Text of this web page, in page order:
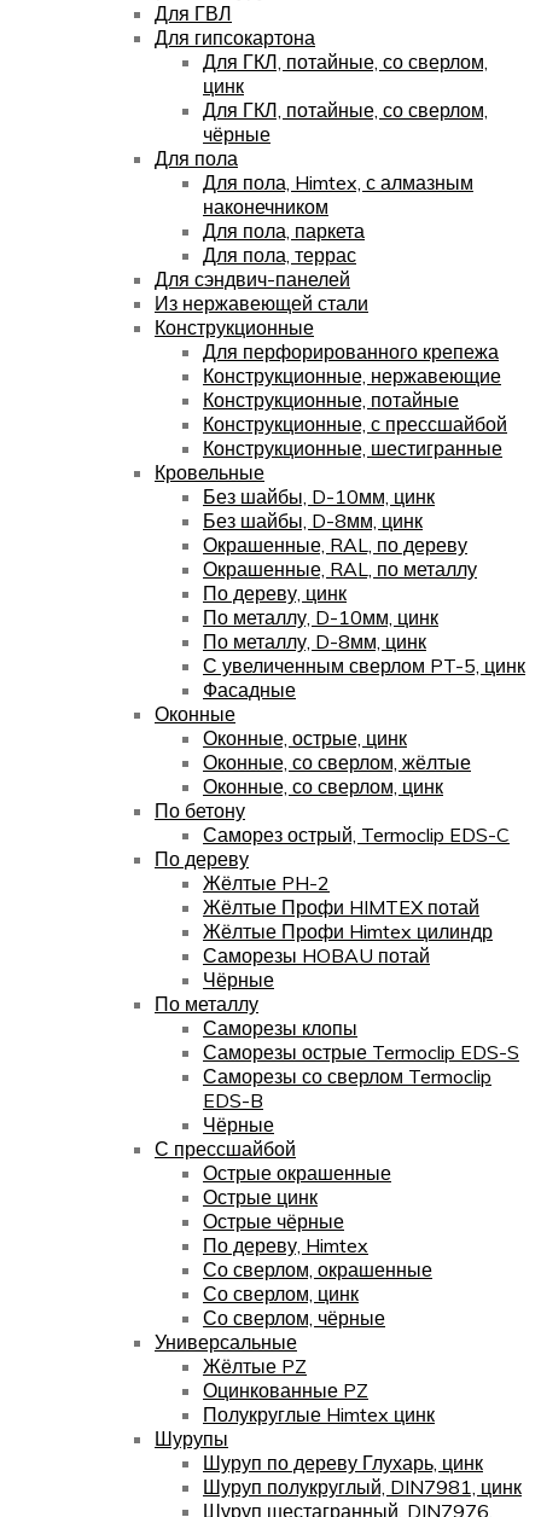
Для ГВЛ
Для гипсокартона
Для ГКЛ, потайные, со сверлом,
цинк
Для ГКЛ, потайные, со сверлом,
чёрные
Для пола
Для пола, Himtex, с алмазным
наконечником
Для пола, паркета
Для пола, террас
Для сэндвич-панелей
Из нержавеющей стали
Конструкционные
Для перфорированного крепежа
Конструкционные, нержавеющие
Конструкционные, потайные
Конструкционные, с прессшайбой
Конструкционные, шестигранные
Кровельные
Без шайбы, D-10мм, цинк
Без шайбы, D-8мм, цинк
Окрашенные, RAL, по дереву
Окрашенные, RAL, по металлу
По дереву, цинк
По металлу, D-10мм, цинк
По металлу, D-8мм, цинк
С увеличенным сверлом PT-5, цинк
Фасадные
Оконные
Оконные, острые, цинк
Оконные, со сверлом, жёлтые
Оконные, со сверлом, цинк
По бетону
Саморез острый, Termoclip EDS-C
По дереву
Жёлтые PH-2
Жёлтые Профи HIMTEX потай
Жёлтые Профи Himtex цилиндр
Саморезы HOBAU потай
Чёрные
По металлу
Саморезы клопы
Саморезы острые Termoclip EDS-S
Саморезы со сверлом Termoclip
EDS-B
Чёрные
С прессшайбой
Острые окрашенные
Острые цинк
Острые чёрные
По дереву, Himtex
Со сверлом, окрашенные
Со сверлом, цинк
Со сверлом, чёрные
Универсальные
Жёлтые PZ
Оцинкованные PZ
Полукруглые Himtex цинк
Шурупы
Шуруп по дереву Глухарь, цинк
Шуруп полукруглый, DIN7981, цинк
Шуруп шестагранный, DIN7976,